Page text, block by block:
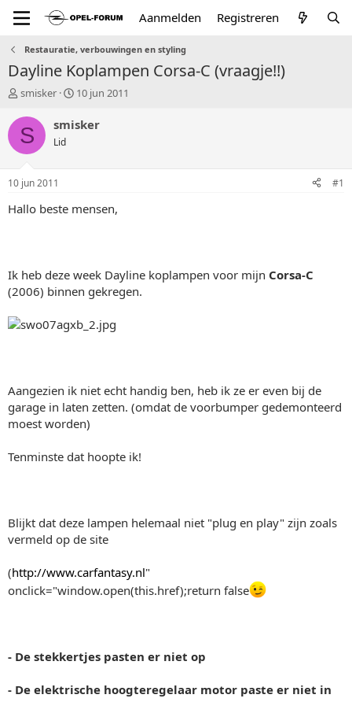
Aanmelden Registreren
Restauratie, verbouwingen en styling
Dayline Koplampen Corsa-C (vraagje!!)
T
p
i
t
a
r
smisker
S
a
u
10 jun 2011
S smisker
Lid
10 jun 2011 #1
Hallo beste mensen,
Ik heb deze week Dayline koplampen voor mijn Corsa-C
(2006) binnen gekregen.
Aangezien ik niet echt handig ben, heb ik ze er even bij de
garage in laten zetten. (omdat de voorbumper gedemonteerd
moest worden)
Tenminste dat hoopte ik!
Blijkt dat deze lampen helemaal niet "plug en play" zijn zoals
vermeld op de site
(http://www.carfantasy.nl"
onclick="window.open(this.href);return false
- De stekkertjes pasten er niet op
- De elektrische hoogteregelaar motor paste er niet in